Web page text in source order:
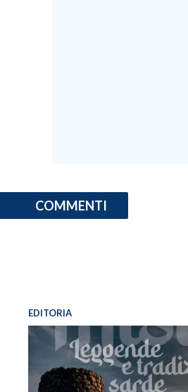
COMMENTI
EDITORIA